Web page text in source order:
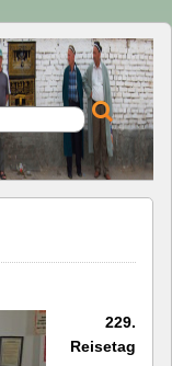
229.
Reisetag